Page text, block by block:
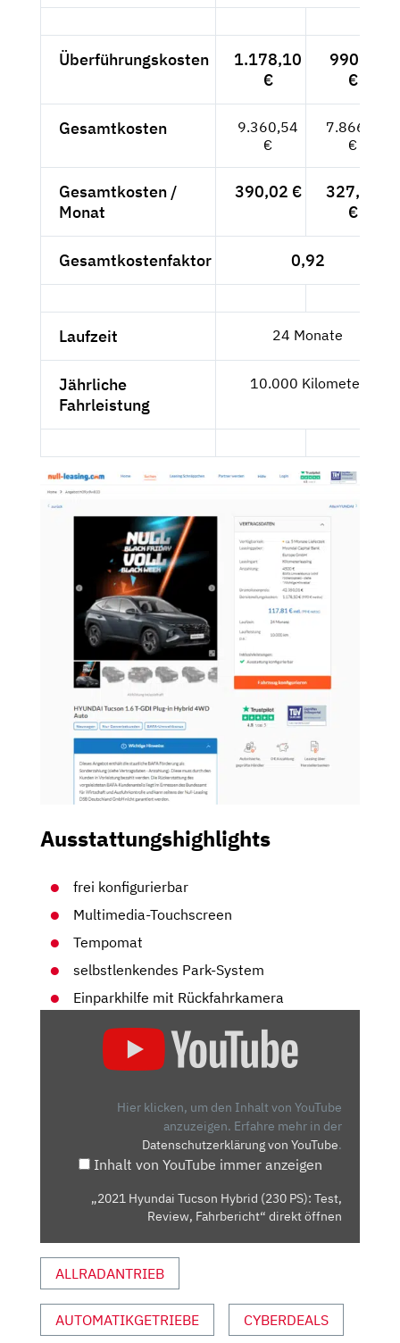
Überführungskosten
1.178,10
€
990,--
€
Gesamtkosten
9.360,54
€
7.866,--
€
Gesamtkosten /
Monat
390,02 €
327,75
€
Gesamtkostenfaktor 0,92
Laufzeit 24 Monate
Jährliche
Fahrleistung
10.000 Kilometer
Ausstattungshighlights
frei konfigurierbar
Multimedia-Touchscreen
Tempomat
selbstlenkendes Park-System
Einparkhilfe mit Rückfahrkamera
HYUNDAI
REVIEW,
FAHRBERICHT“
ANZEIGEN
Hier klicken, um den Inhalt von YouTube
anzuzeigen. Erfahre mehr in der
Datenschutzerklärung von YouTube.
Inhalt von YouTube immer anzeigen
„2021 Hyundai Tucson Hybrid (230 PS): Test,
Review, Fahrbericht“ direkt öffnen
ALLRADANTRIEB
AUTOMATIKGETRIEBE CYBERDEALS